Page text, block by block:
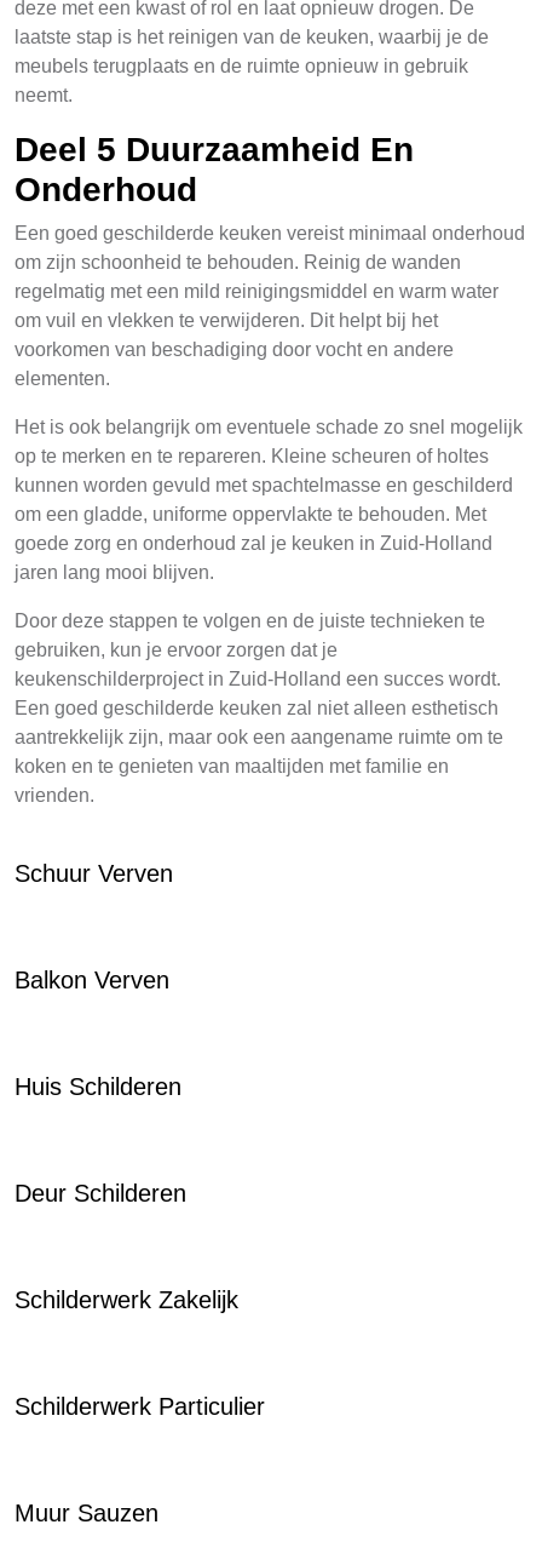
deze met een kwast of rol en laat opnieuw drogen. De
laatste stap is het reinigen van de keuken, waarbij je de
meubels terugplaats en de ruimte opnieuw in gebruik
neemt.
Deel 5 Duurzaamheid En
Onderhoud
Een goed geschilderde keuken vereist minimaal onderhoud
om zijn schoonheid te behouden. Reinig de wanden
regelmatig met een mild reinigingsmiddel en warm water
om vuil en vlekken te verwijderen. Dit helpt bij het
voorkomen van beschadiging door vocht en andere
elementen.
Het is ook belangrijk om eventuele schade zo snel mogelijk
op te merken en te repareren. Kleine scheuren of holtes
kunnen worden gevuld met spachtelmasse en geschilderd
om een gladde, uniforme oppervlakte te behouden. Met
goede zorg en onderhoud zal je keuken in Zuid-Holland
jaren lang mooi blijven.
Door deze stappen te volgen en de juiste technieken te
gebruiken, kun je ervoor zorgen dat je
keukenschilderproject in Zuid-Holland een succes wordt.
Een goed geschilderde keuken zal niet alleen esthetisch
aantrekkelijk zijn, maar ook een aangename ruimte om te
koken en te genieten van maaltijden met familie en
vrienden.
Schuur Verven
Balkon Verven
Huis Schilderen
Deur Schilderen
Schilderwerk Zakelijk
Schilderwerk Particulier
Muur Sauzen